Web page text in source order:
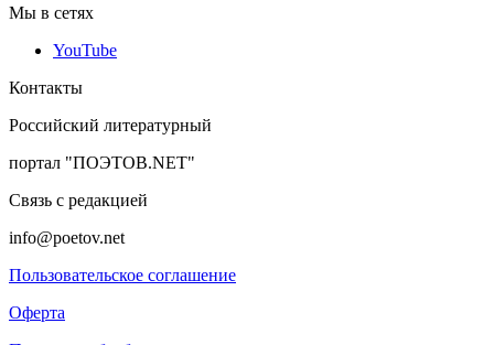
Мы в сетях
YouTube
Контакты
Российский литературный
портал "ПОЭТОВ.NET"
Связь с редакцией
info@poetov.net
Пользовательское соглашение
Оферта